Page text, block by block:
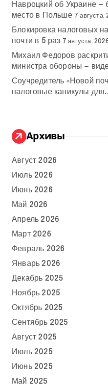
Навроцкий об Украине —
место в Польше 7 августа,
Блокировка налоговых
почти в 5 раз 7 августа,
Михаил Федоров
министра обороны —
Соучредитель «Новой
налоговые каникулы
Архивы
Август 2026
Июль 2026
Июнь 2026
Май 2026
Апрель 2026
Март 2026
Февраль 2026
Январь 2026
Декабрь 2025
Ноябрь 2025
Октябрь 2025
Сентябрь 2025
Август 2025
Июль 2025
Июнь 2025
Май 2025